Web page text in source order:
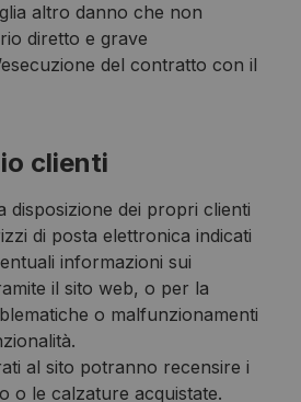
altro danno che non
diretto e grave
del contratto con il
clienti
disposizione dei propri clienti
di posta elettronica indicati
informazioni sui
il sito web, o per la
o malfunzionamenti
al sito potranno recensire i
o le calzature acquistate.